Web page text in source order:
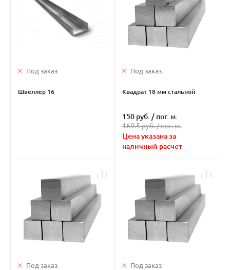
Под заказ
Швеллер 16
Под заказ
Квадрат 18 мм стальной
150 руб. / пог. м.
169.5 руб. /пог. м.
Цена указана за
наличный расчет
Под заказ Под заказ